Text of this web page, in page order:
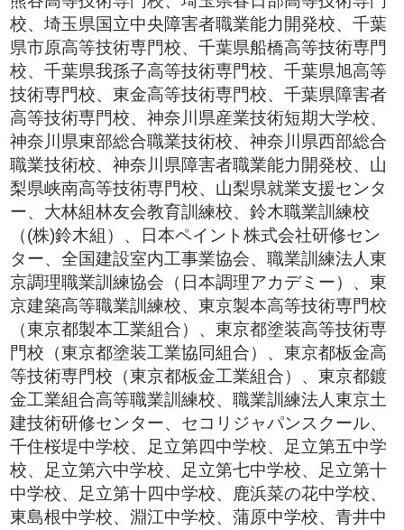
校、埼玉県国立中央障害者職業能力開発校、千葉
県市原高等技術専門校、千葉県船橋高等技術専門
校、千葉県我孫子高等技術専門校、千葉県旭高等
技術専門校、東金高等技術専門校、千葉県障害者
高等技術専門校、神奈川県産業技術短期大学校、
神奈川県東部総合職業技術校、神奈川県西部総合
職業技術校、神奈川県障害者職業能力開発校、山
梨県峡南高等技術専門校、山梨県就業支援センタ
ー、大林組林友会教育訓練校、鈴木職業訓練校
（(株)鈴木組）、日本ペイント株式会社研修セン
ター、全国建設室内工事業協会、職業訓練法人東
京調理職業訓練協会（日本調理アカデミー）、東
京建築高等職業訓練校、東京製本高等技術専門校
（東京都製本工業組合）、東京都塗装高等技術専
門校（東京都塗装工業協同組合）、東京都板金高
等技術専門校（東京都板金工業組合）、東京都鍍
金工業組合高等職業訓練校、職業訓練法人東京土
建技術研修センター、セコリジャパンスクール、
千住桜堤中学校、足立第四中学校、足立第五中学
校、足立第六中学校、足立第七中学校、足立第十
中学校、足立第十四中学校、鹿浜菜の花中学校、
東島根中学校、淵江中学校、蒲原中学校、青井中